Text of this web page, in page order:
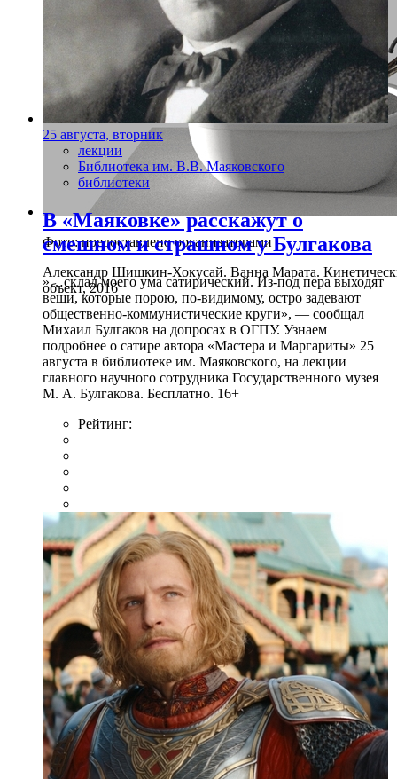
Фото: предоставлено организаторами
Александр Шишкин-Хокусай. Ванна Марата.
объект, 2016
25 августа, вторник
лекции
Библиотека им. В.В. Маяковского
библиотеки
В «Маяковке» расскажут о
смешном и страшном у Булгакова
»…склад моего ума сатирический. Из-под пера выходят
вещи, которые порою, по-видимому, остро задевают
общественно-коммунистические круги», — сообщал
Михаил Булгаков на допросах в ОГПУ. Узнаем
подробнее о сатире автора «Мастера и Маргариты» 25
августа в библиотеке им. Маяковского, на лекции
главного научного сотрудника Государственного музея
М. А. Булгакова. Бесплатно. 16+
Рейтинг: